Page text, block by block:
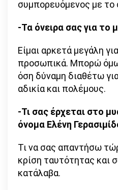
συμπορευόμενος με το
-Τα όνειρα σας για το
Είμαι αρκετά μεγάλη
προσωπικά. Μπορώ
όση δύναμη διαθέτω
αδικία και πολέμους.
-Τι σας έρχεται στο
όνομα Ελένη
Τι να σας απαντήσω
κρίση ταυτότητας και
κατάλαβα.